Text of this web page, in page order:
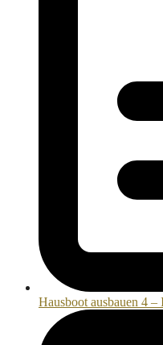
Hausboot ausbauen 4 –